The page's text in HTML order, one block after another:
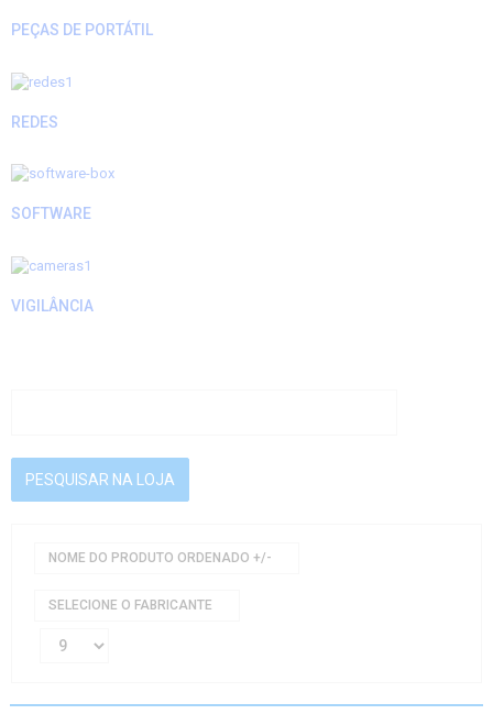
PEÇAS DE PORTÁTIL
REDES
SOFTWARE
VIGILÂNCIA
NOME DO PRODUTO ORDENADO +/-
SELECIONE O FABRICANTE